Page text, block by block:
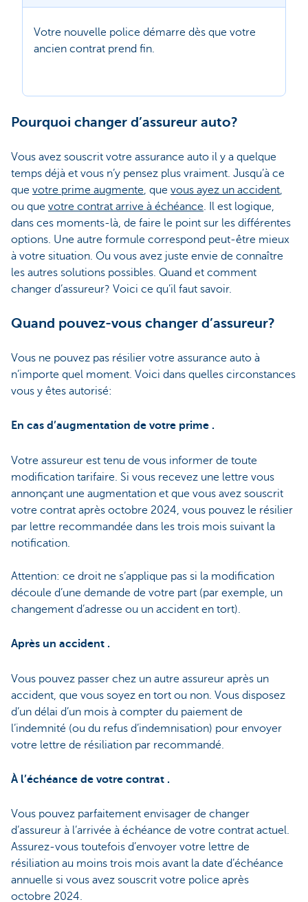
Votre nouvelle police démarre dès que votre
ancien contrat prend fin.
Pourquoi changer d’assureur auto?
Vous avez souscrit votre assurance auto il y a quelque
temps déjà et vous n’y pensez plus vraiment. Jusqu’à ce
que votre prime augmente, que vous ayez un accident,
ou que votre contrat arrive à échéance. Il est logique,
dans ces moments-là, de faire le point sur les différentes
options. Une autre formule correspond peut-être mieux
à votre situation. Ou vous avez juste envie de connaître
les autres solutions possibles. Quand et comment
changer d’assureur? Voici ce qu’il faut savoir.
Quand pouvez-vous changer d’assureur?
Vous ne pouvez pas résilier votre assurance auto à
n’importe quel moment. Voici dans quelles circonstances
vous y êtes autorisé:
En cas d’augmentation de votre prime .
Votre assureur est tenu de vous informer de toute
modification tarifaire. Si vous recevez une lettre vous
annonçant une augmentation et que vous avez souscrit
votre contrat après octobre 2024, vous pouvez le résilier
par lettre recommandée dans les trois mois suivant la
notification.
Attention: ce droit ne s’applique pas si la modification
découle d’une demande de votre part (par exemple, un
changement d’adresse ou un accident en tort).
Après un accident .
Vous pouvez passer chez un autre assureur après un
accident, que vous soyez en tort ou non. Vous disposez
d’un délai d’un mois à compter du paiement de
l’indemnité (ou du refus d’indemnisation) pour envoyer
votre lettre de résiliation par recommandé.
À l’échéance de votre contrat .
Vous pouvez parfaitement envisager de changer
d’assureur à l’arrivée à échéance de votre contrat actuel.
Assurez‑vous toutefois d’envoyer votre lettre de
résiliation au moins trois mois avant la date d’échéance
annuelle si vous avez souscrit votre police après
octobre 2024.